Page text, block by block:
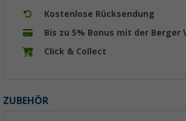
Kostenlose Rücksendung
Bis zu 5% Bonus mit der
Click & Collect
ZUBEHÖR